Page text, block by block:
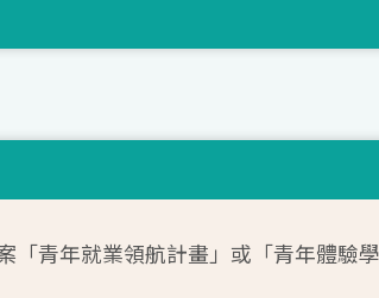
「青年就業領航計畫」或「青年體驗學